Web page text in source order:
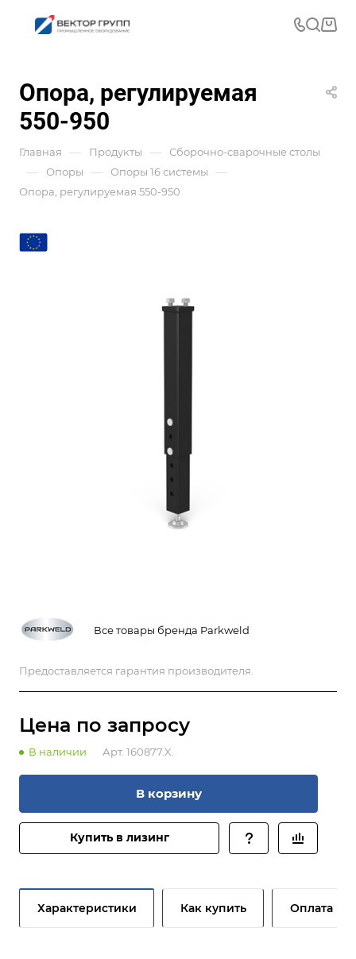
Опора, регулируемая
550-950
Главная — Продукты — Сборочно-сварочные столы
— Опоры — Опоры 16 системы —
Опора, регулируемая 550-950
Все товары бренда Parkweld
Предоставляется гарантия производителя.
Цена по запросу
В наличии Арт. 160877.X.
В корзину
Купить в лизинг
Характеристики Как купить Оплата